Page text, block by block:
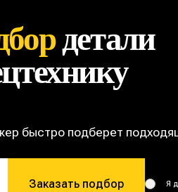
детали
быстро подберет
Заказать подбор Я